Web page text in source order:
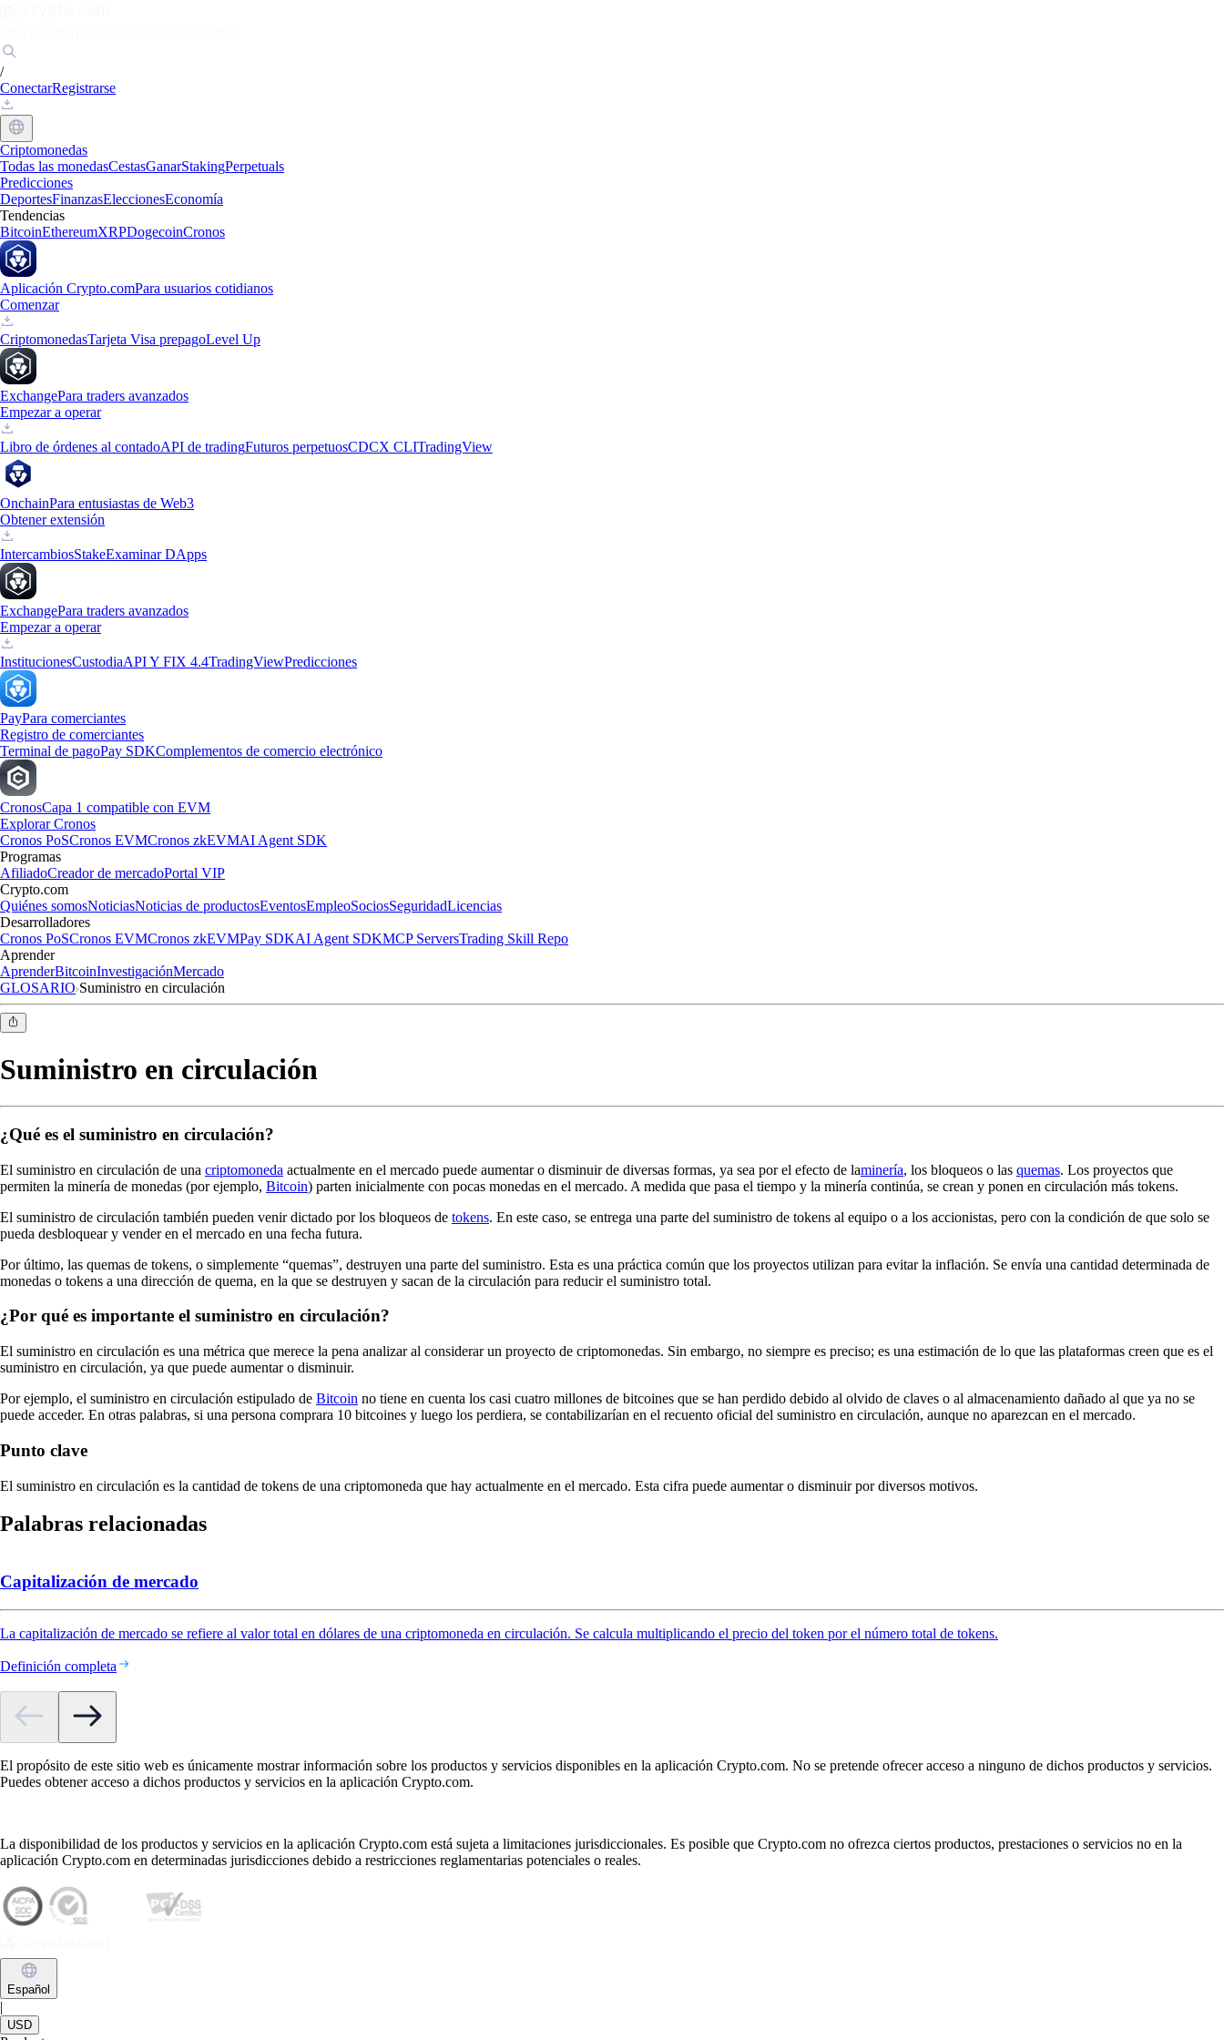
/
ConectarRegistrarse
Criptomonedas
Todas las monedasCestasGanarStakingPerpetuals
Predicciones
DeportesFinanzasEleccionesEconomía
Tendencias
BitcoinEthereumXRPDogecoinCronos
Aplicación Crypto.comPara usuarios cotidianos
Comenzar
CriptomonedasTarjeta Visa prepagoLevel Up
ExchangePara traders avanzados
Empezar a operar
Libro de órdenes al contadoAPI de tradingFuturos perpetuosCDCX CLITradingView
OnchainPara entusiastas de Web3
Obtener extensión
IntercambiosStakeExaminar DApps
ExchangePara traders avanzados
Empezar a operar
InstitucionesCustodiaAPI Y FIX 4.4TradingViewPredicciones
PayPara comerciantes
Registro de comerciantes
Terminal de pagoPay SDKComplementos de comercio electrónico
CronosCapa 1 compatible con EVM
Explorar Cronos
Cronos PoSCronos EVMCronos zkEVMAI Agent SDK
Programas
AfiliadoCreador de mercadoPortal VIP
Crypto.com
Quiénes somosNoticiasNoticias de productosEventosEmpleoSociosSeguridadLicencias
Desarrolladores
Cronos PoSCronos EVMCronos zkEVMPay SDKAI Agent SDKMCP ServersTrading Skill Repo
Aprender
AprenderBitcoinInvestigaciónMercado
GLOSARIO Suministro en circulación
Suministro en circulación
¿Qué es el suministro en circulación?
El suministro en circulación de una criptomoneda actualmente en el mercado puede aumentar o disminuir de diversas formas, ya sea por el efecto de laminería, los bloqueos o las quemas. Los proyectos que
permiten la minería de monedas (por ejemplo, Bitcoin) parten inicialmente con pocas monedas en el mercado. A medida que pasa el tiempo y la minería continúa, se crean y ponen en circulación más tokens.
El suministro de circulación también pueden venir dictado por los bloqueos de tokens. En este caso, se entrega una parte del suministro de tokens al equipo o a los accionistas, pero con la condición de que solo se
pueda desbloquear y vender en el mercado en una fecha futura.
Por último, las quemas de tokens, o simplemente “quemas”, destruyen una parte del suministro. Esta es una práctica común que los proyectos utilizan para evitar la inflación. Se envía una cantidad determinada de
monedas o tokens a una dirección de quema, en la que se destruyen y sacan de la circulación para reducir el suministro total.
¿Por qué es importante el suministro en circulación?
El suministro en circulación es una métrica que merece la pena analizar al considerar un proyecto de criptomonedas. Sin embargo, no siempre es preciso; es una estimación de lo que las plataformas creen que es el
suministro en circulación, ya que puede aumentar o disminuir.
Por ejemplo, el suministro en circulación estipulado de Bitcoin no tiene en cuenta los casi cuatro millones de bitcoines que se han perdido debido al olvido de claves o al almacenamiento dañado al que ya no se
puede acceder. En otras palabras, si una persona comprara 10 bitcoines y luego los perdiera, se contabilizarían en el recuento oficial del suministro en circulación, aunque no aparezcan en el mercado.
Punto clave
El suministro en circulación es la cantidad de tokens de una criptomoneda que hay actualmente en el mercado. Esta cifra puede aumentar o disminuir por diversos motivos.
Palabras relacionadas
Capitalización de mercado
La capitalización de mercado se refiere al valor total en dólares de una criptomoneda en circulación. Se calcula multiplicando el precio del token por el número total de tokens.
Definición completa
El propósito de este sitio web es únicamente mostrar información sobre los productos y servicios disponibles en la aplicación Crypto.com. No se pretende ofrecer acceso a ninguno de dichos productos y servicios.
Puedes obtener acceso a dichos productos y servicios en la aplicación Crypto.com.
La disponibilidad de los productos y servicios en la aplicación Crypto.com está sujeta a limitaciones jurisdiccionales. Es posible que Crypto.com no ofrezca ciertos productos, prestaciones o servicios no en la
aplicación Crypto.com en determinadas jurisdicciones debido a restricciones reglamentarias potenciales o reales.
Español
|
USD